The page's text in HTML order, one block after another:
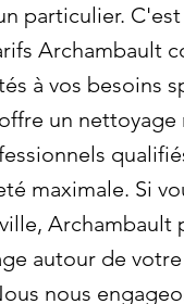
particulier.
Archambault
à vos besoins
un nettoyage
maximale. Si
Archambault
autour de
nous